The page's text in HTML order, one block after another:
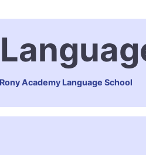
Rony Academy Language School